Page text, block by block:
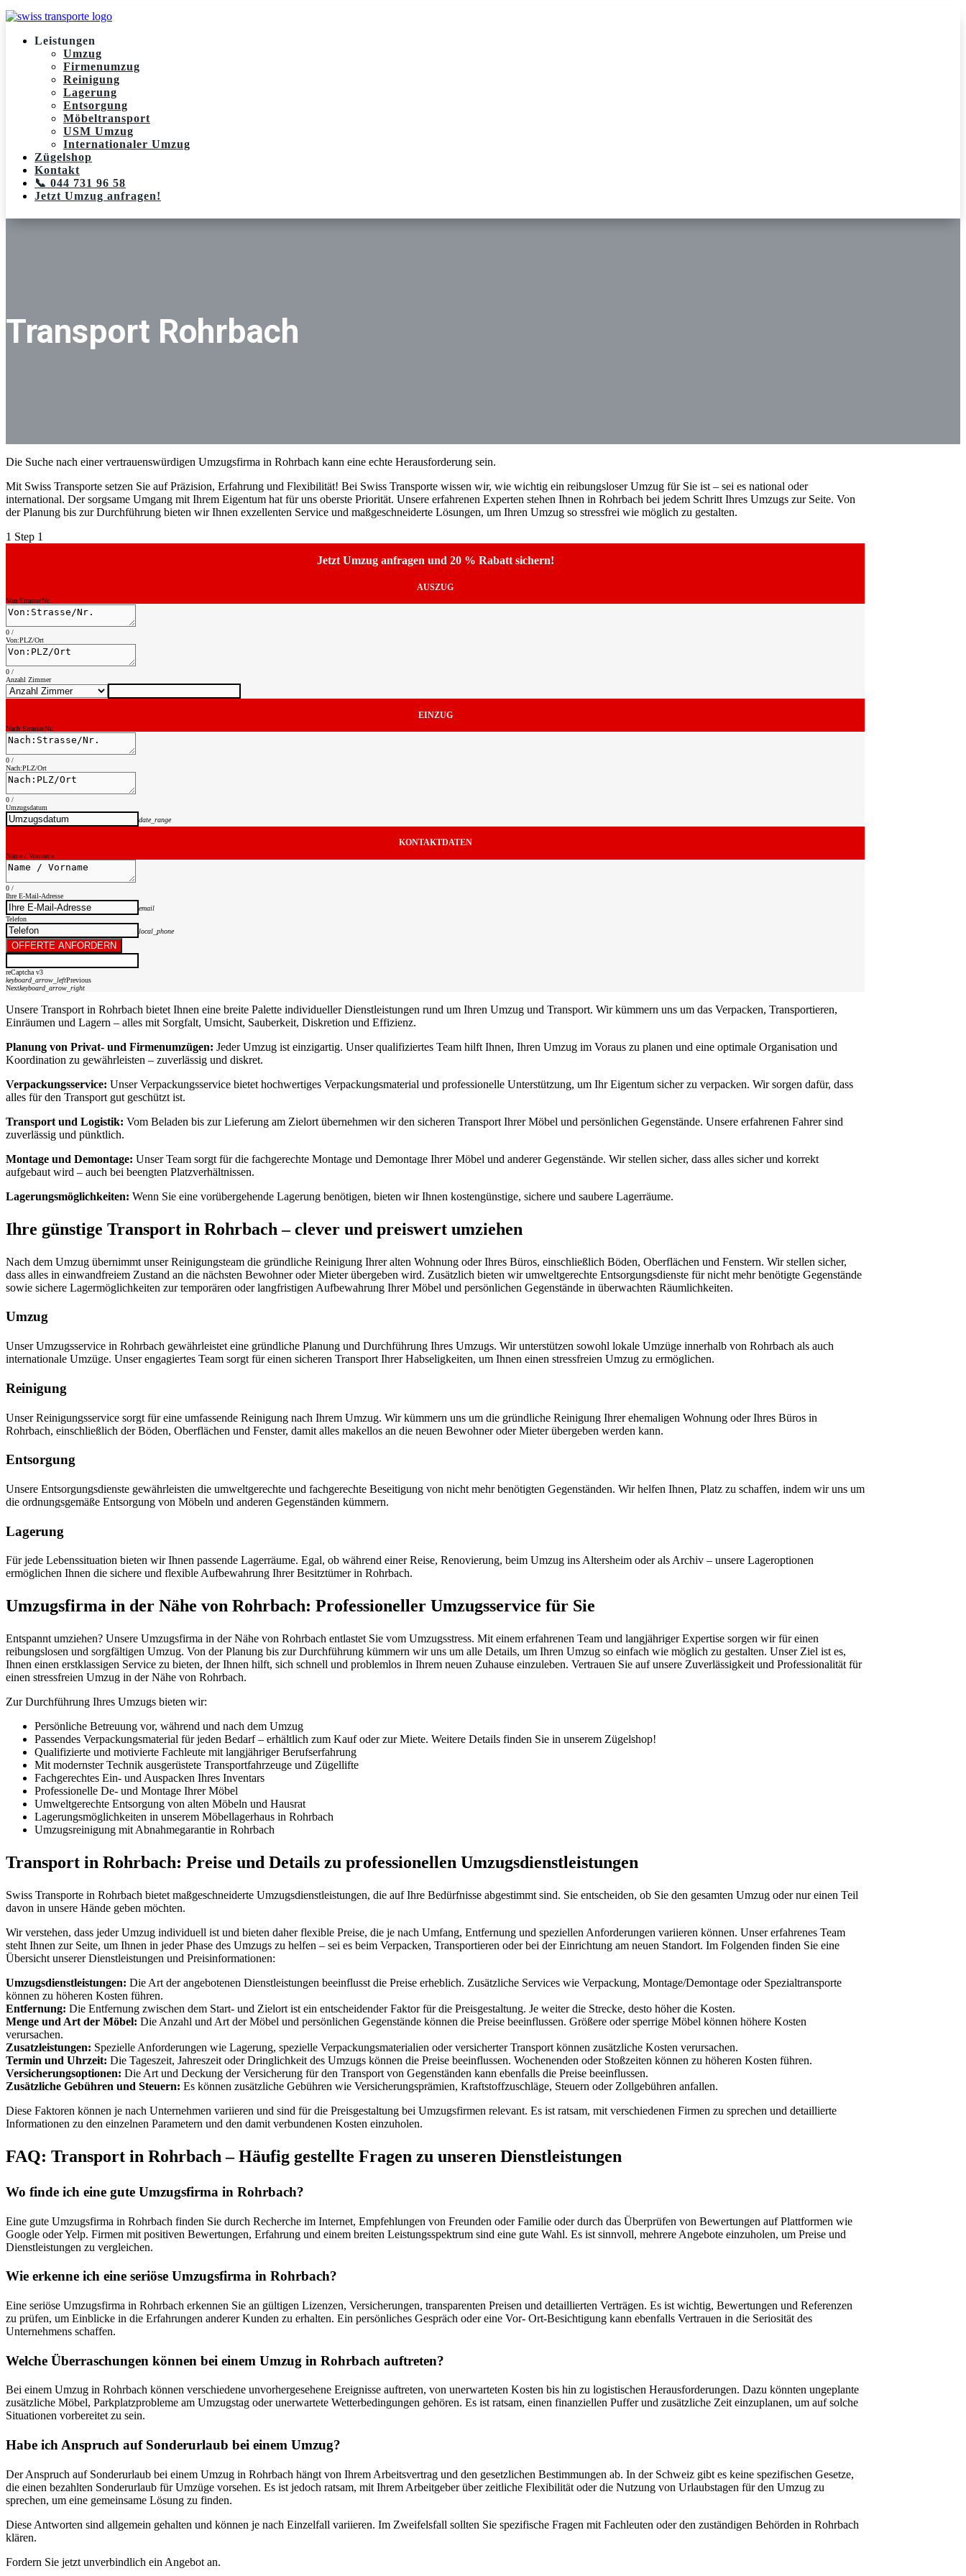
Leistungen
Umzug
Firmenumzug
Reinigung
Lagerung
Entsorgung
Möbeltransport
USM Umzug
Internationaler Umzug
Zügelshop
Kontakt
📞 044 731 96 58
Jetzt Umzug anfragen!
Transport Rohrbach
Die Suche nach einer vertrauenswürdigen Umzugsfirma in Rohrbach kann eine echte Herausforderung sein.
Mit Swiss Transporte setzen Sie auf Präzision, Erfahrung und Flexibilität! Bei Swiss Transporte wissen wir, wie wichtig ein reibungsloser Umzug für Sie ist – sei es national oder
international. Der sorgsame Umgang mit Ihrem Eigentum hat für uns oberste Priorität. Unsere erfahrenen Experten stehen Ihnen in Rohrbach bei jedem Schritt Ihres Umzugs zur Seite. Von
der Planung bis zur Durchführung bieten wir Ihnen exzellenten Service und maßgeschneiderte Lösungen, um Ihren Umzug so stressfrei wie möglich zu gestalten.
1 Step 1
Jetzt Umzug anfragen und 20 % Rabatt sichern!
AUSZUG
Von:Strasse/Nr.
0 /
Von:PLZ/Ort
0 /
Anzahl Zimmer
EINZUG
Nach:Strasse/Nr.
0 /
Nach:PLZ/Ort
0 /
Umzugsdatum
date_range
KONTAKTDATEN
Name / Vorname
0 /
Ihre E-Mail-Adresse
email
Telefon
local_phone
OFFERTE ANFORDERN
reCaptcha v3
keyboard_arrow_leftPrevious
Nextkeyboard_arrow_right
Unsere Transport in Rohrbach bietet Ihnen eine breite Palette individueller Dienstleistungen rund um Ihren Umzug und Transport. Wir kümmern uns um das Verpacken, Transportieren,
Einräumen und Lagern – alles mit Sorgfalt, Umsicht, Sauberkeit, Diskretion und Effizienz.
Planung von Privat- und Firmenumzügen: Jeder Umzug ist einzigartig. Unser qualifiziertes Team hilft Ihnen, Ihren Umzug im Voraus zu planen und eine optimale Organisation und
Koordination zu gewährleisten – zuverlässig und diskret.
Verpackungsservice: Unser Verpackungsservice bietet hochwertiges Verpackungsmaterial und professionelle Unterstützung, um Ihr Eigentum sicher zu verpacken. Wir sorgen dafür, dass
alles für den Transport gut geschützt ist.
Transport und Logistik: Vom Beladen bis zur Lieferung am Zielort übernehmen wir den sicheren Transport Ihrer Möbel und persönlichen Gegenstände. Unsere erfahrenen Fahrer sind
zuverlässig und pünktlich.
Montage und Demontage: Unser Team sorgt für die fachgerechte Montage und Demontage Ihrer Möbel und anderer Gegenstände. Wir stellen sicher, dass alles sicher und korrekt
aufgebaut wird – auch bei beengten Platzverhältnissen.
Lagerungsmöglichkeiten: Wenn Sie eine vorübergehende Lagerung benötigen, bieten wir Ihnen kostengünstige, sichere und saubere Lagerräume.
Ihre günstige Transport in Rohrbach – clever und preiswert umziehen
Nach dem Umzug übernimmt unser Reinigungsteam die gründliche Reinigung Ihrer alten Wohnung oder Ihres Büros, einschließlich Böden, Oberflächen und Fenstern. Wir stellen sicher,
dass alles in einwandfreiem Zustand an die nächsten Bewohner oder Mieter übergeben wird. Zusätzlich bieten wir umweltgerechte Entsorgungsdienste für nicht mehr benötigte Gegenstände
sowie sichere Lagermöglichkeiten zur temporären oder langfristigen Aufbewahrung Ihrer Möbel und persönlichen Gegenstände in überwachten Räumlichkeiten.
Umzug
Unser Umzugsservice in Rohrbach gewährleistet eine gründliche Planung und Durchführung Ihres Umzugs. Wir unterstützen sowohl lokale Umzüge innerhalb von Rohrbach als auch
internationale Umzüge. Unser engagiertes Team sorgt für einen sicheren Transport Ihrer Habseligkeiten, um Ihnen einen stressfreien Umzug zu ermöglichen.
Reinigung
Unser Reinigungsservice sorgt für eine umfassende Reinigung nach Ihrem Umzug. Wir kümmern uns um die gründliche Reinigung Ihrer ehemaligen Wohnung oder Ihres Büros in
Rohrbach, einschließlich der Böden, Oberflächen und Fenster, damit alles makellos an die neuen Bewohner oder Mieter übergeben werden kann.
Entsorgung
Unsere Entsorgungsdienste gewährleisten die umweltgerechte und fachgerechte Beseitigung von nicht mehr benötigten Gegenständen. Wir helfen Ihnen, Platz zu schaffen, indem wir uns um
die ordnungsgemäße Entsorgung von Möbeln und anderen Gegenständen kümmern.
Lagerung
Für jede Lebenssituation bieten wir Ihnen passende Lagerräume. Egal, ob während einer Reise, Renovierung, beim Umzug ins Altersheim oder als Archiv – unsere Lageroptionen
ermöglichen Ihnen die sichere und flexible Aufbewahrung Ihrer Besitztümer in Rohrbach.
Umzugsfirma in der Nähe von Rohrbach: Professioneller Umzugsservice für Sie
Entspannt umziehen? Unsere Umzugsfirma in der Nähe von Rohrbach entlastet Sie vom Umzugsstress. Mit einem erfahrenen Team und langjähriger Expertise sorgen wir für einen
reibungslosen und sorgfältigen Umzug. Von der Planung bis zur Durchführung kümmern wir uns um alle Details, um Ihren Umzug so einfach wie möglich zu gestalten. Unser Ziel ist es,
Ihnen einen erstklassigen Service zu bieten, der Ihnen hilft, sich schnell und problemlos in Ihrem neuen Zuhause einzuleben. Vertrauen Sie auf unsere Zuverlässigkeit und Professionalität für
einen stressfreien Umzug in der Nähe von Rohrbach.
Zur Durchführung Ihres Umzugs bieten wir:
Persönliche Betreuung vor, während und nach dem Umzug
Passendes Verpackungsmaterial für jeden Bedarf – erhältlich zum Kauf oder zur Miete. Weitere Details finden Sie in unserem Zügelshop!
Qualifizierte und motivierte Fachleute mit langjähriger Berufserfahrung
Mit modernster Technik ausgerüstete Transportfahrzeuge und Zügellifte
Fachgerechtes Ein- und Auspacken Ihres Inventars
Professionelle De- und Montage Ihrer Möbel
Umweltgerechte Entsorgung von alten Möbeln und Hausrat
Lagerungsmöglichkeiten in unserem Möbellagerhaus in Rohrbach
Umzugsreinigung mit Abnahmegarantie in Rohrbach
Transport in Rohrbach: Preise und Details zu professionellen Umzugsdienstleistungen
Swiss Transporte in Rohrbach bietet maßgeschneiderte Umzugsdienstleistungen, die auf Ihre Bedürfnisse abgestimmt sind. Sie entscheiden, ob Sie den gesamten Umzug oder nur einen Teil
davon in unsere Hände geben möchten.
Wir verstehen, dass jeder Umzug individuell ist und bieten daher flexible Preise, die je nach Umfang, Entfernung und speziellen Anforderungen variieren können. Unser erfahrenes Team
steht Ihnen zur Seite, um Ihnen in jeder Phase des Umzugs zu helfen – sei es beim Verpacken, Transportieren oder bei der Einrichtung am neuen Standort. Im Folgenden finden Sie eine
Übersicht unserer Dienstleistungen und Preisinformationen:
Umzugsdienstleistungen: Die Art der angebotenen Dienstleistungen beeinflusst die Preise erheblich. Zusätzliche Services wie Verpackung, Montage/Demontage oder Spezialtransporte
können zu höheren Kosten führen.
Entfernung: Die Entfernung zwischen dem Start- und Zielort ist ein entscheidender Faktor für die Preisgestaltung. Je weiter die Strecke, desto höher die Kosten.
Menge und Art der Möbel: Die Anzahl und Art der Möbel und persönlichen Gegenstände können die Preise beeinflussen. Größere oder sperrige Möbel können höhere Kosten
verursachen.
Zusatzleistungen: Spezielle Anforderungen wie Lagerung, spezielle Verpackungsmaterialien oder versicherter Transport können zusätzliche Kosten verursachen.
Termin und Uhrzeit: Die Tageszeit, Jahreszeit oder Dringlichkeit des Umzugs können die Preise beeinflussen. Wochenenden oder Stoßzeiten können zu höheren Kosten führen.
Versicherungsoptionen: Die Art und Deckung der Versicherung für den Transport von Gegenständen kann ebenfalls die Preise beeinflussen.
Zusätzliche Gebühren und Steuern: Es können zusätzliche Gebühren wie Versicherungsprämien, Kraftstoffzuschläge, Steuern oder Zollgebühren anfallen.
Diese Faktoren können je nach Unternehmen variieren und sind für die Preisgestaltung bei Umzugsfirmen relevant. Es ist ratsam, mit verschiedenen Firmen zu sprechen und detaillierte
Informationen zu den einzelnen Parametern und den damit verbundenen Kosten einzuholen.
FAQ: Transport in Rohrbach – Häufig gestellte Fragen zu unseren Dienstleistungen
Wo finde ich eine gute Umzugsfirma in Rohrbach?
Eine gute Umzugsfirma in Rohrbach finden Sie durch Recherche im Internet, Empfehlungen von Freunden oder Familie oder durch das Überprüfen von Bewertungen auf Plattformen wie
Google oder Yelp. Firmen mit positiven Bewertungen, Erfahrung und einem breiten Leistungsspektrum sind eine gute Wahl. Es ist sinnvoll, mehrere Angebote einzuholen, um Preise und
Dienstleistungen zu vergleichen.
Wie erkenne ich eine seriöse Umzugsfirma in Rohrbach?
Eine seriöse Umzugsfirma in Rohrbach erkennen Sie an gültigen Lizenzen, Versicherungen, transparenten Preisen und detaillierten Verträgen. Es ist wichtig, Bewertungen und Referenzen
zu prüfen, um Einblicke in die Erfahrungen anderer Kunden zu erhalten. Ein persönliches Gespräch oder eine Vor- Ort-Besichtigung kann ebenfalls Vertrauen in die Seriosität des
Unternehmens schaffen.
Welche Überraschungen können bei einem Umzug in Rohrbach auftreten?
Bei einem Umzug in Rohrbach können verschiedene unvorhergesehene Ereignisse auftreten, von unerwarteten Kosten bis hin zu logistischen Herausforderungen. Dazu könnten ungeplante
zusätzliche Möbel, Parkplatzprobleme am Umzugstag oder unerwartete Wetterbedingungen gehören. Es ist ratsam, einen finanziellen Puffer und zusätzliche Zeit einzuplanen, um auf solche
Situationen vorbereitet zu sein.
Habe ich Anspruch auf Sonderurlaub bei einem Umzug?
Der Anspruch auf Sonderurlaub bei einem Umzug in Rohrbach hängt von Ihrem Arbeitsvertrag und den gesetzlichen Bestimmungen ab. In der Schweiz gibt es keine spezifischen Gesetze,
die einen bezahlten Sonderurlaub für Umzüge vorsehen. Es ist jedoch ratsam, mit Ihrem Arbeitgeber über zeitliche Flexibilität oder die Nutzung von Urlaubstagen für den Umzug zu
sprechen, um eine gemeinsame Lösung zu finden.
Diese Antworten sind allgemein gehalten und können je nach Einzelfall variieren. Im Zweifelsfall sollten Sie spezifische Fragen mit Fachleuten oder den zuständigen Behörden in Rohrbach
klären.
Fordern Sie jetzt unverbindlich ein Angebot an.